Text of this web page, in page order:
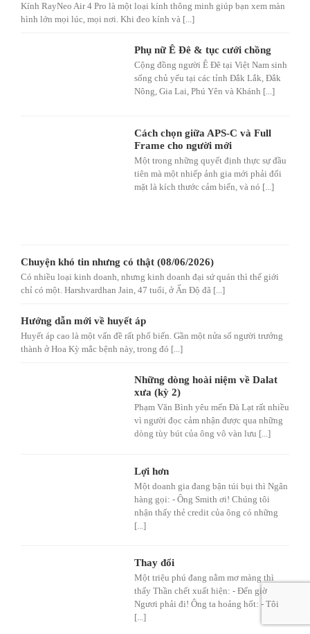
Kính RayNeo Air 4 Pro là một loại kính thông minh giúp bạn xem màn
hình lớn mọi lúc, mọi nơi. Khi đeo kính và [...]
Phụ nữ Ê Đê & tục cưới chồng
Cộng đồng người Ê Đê tại Việt Nam sinh
sống chủ yếu tại các tỉnh Đắk Lắk, Đắk
Nông, Gia Lai, Phú Yên và Khánh [...]
Cách chọn giữa APS-C và Full
Frame cho người mới
Một trong những quyết định thực sự đầu
tiên mà một nhiếp ảnh gia mới phải đối
mặt là kích thước cảm biến, và nó [...]
Chuyện khó tin nhưng có thật (08/06/2026)
Có nhiều loại kinh doanh, nhưng kinh doanh đại sứ quán thì thế giới
chỉ có một. Harshvardhan Jain, 47 tuổi, ở Ấn Độ đã [...]
Hướng dẫn mới về huyết áp
Huyết áp cao là một vấn đề rất phổ biến. Gần một nửa số người trưởng
thành ở Hoa Kỳ mắc bệnh này, trong đó [...]
Những dòng hoài niệm về Dalat
xưa (kỳ 2)
Phạm Văn Bình yêu mến Đà Lạt rất nhiều
vì người đọc cảm nhận được qua những
dòng tùy bút của ông vô vàn lưu [...]
Lợi hơn
Một doanh gia đang bận túi bụi thì Ngân
hàng gọi: - Ông Smith ơi! Chúng tôi
nhận thấy thẻ credit của ông có những
[...]
Thay đổi
Một triệu phú đang nằm mơ màng thì
thấy Thần chết xuất hiện: - Đến giờ
Ngươi phải đi! Ông ta hoảng hốt: - Tôi
[...]